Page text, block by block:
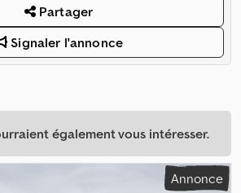
Partager
Signaler l'annonce
également vous intéresser.
Annonce